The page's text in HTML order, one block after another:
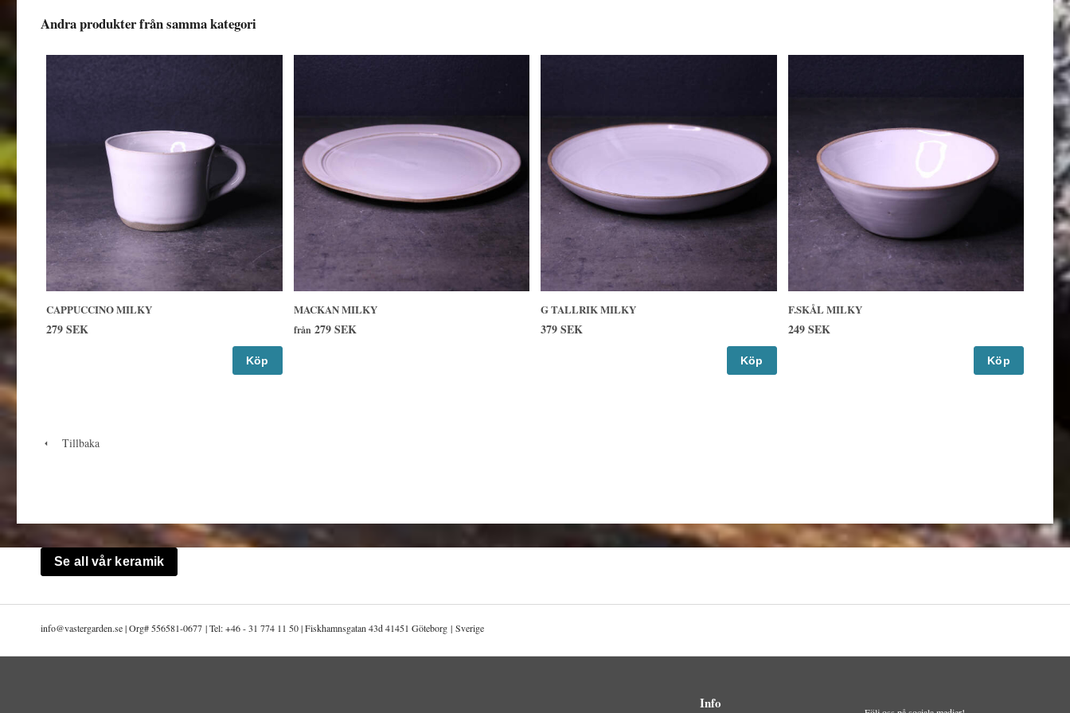
Andra produkter från samma kategori
CAPPUCCINO MILKY
279 SEK
Köp
MACKAN MILKY
från279 SEK
G TALLRIK MILKY
379 SEK
Köp
F.SKÅL MILKY
249 SEK
Köp
Tillbaka
Se all vår keramik
info@vastergarden.se | Org# 556581-0677 | Tel: +46 - 31 774 11 50 | Fiskhamnsgatan 43d 41451 Göteborg | Sverige
Info